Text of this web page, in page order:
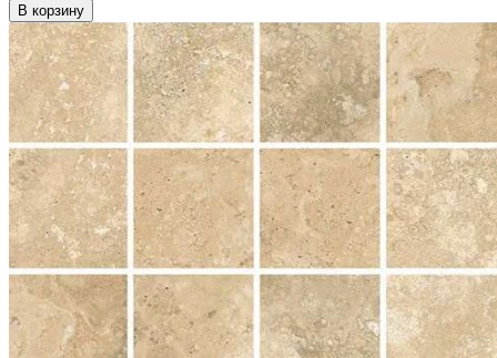
В корзину